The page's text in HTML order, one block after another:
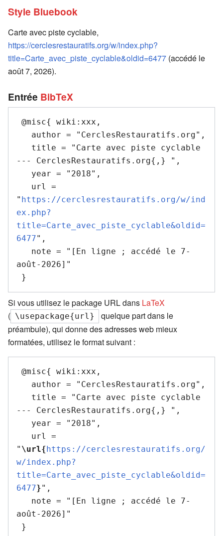
Style Bluebook
Carte avec piste cyclable,
https://cerclesrestauratifs.org/w/index.php?
title=Carte_avec_piste_cyclable&oldid=6477 (accédé le
août 7, 2026).
Entrée BibTeX
--- CerclesRestauratifs.org{,} ",
" https://cerclesrestauratifs.org/w/ind
ex.php?
title=Carte_avec_piste_cyclable&oldid=
6477",
août-2026]"
Si vous utilisez le package URL dans LaTeX
( \usepackage{url}
quelque part dans le
préambule), qui donne des adresses web mieux
formatées, utilisez le format suivant :
--- CerclesRestauratifs.org{,} ",
" \url{ https://cerclesrestauratifs.org/
w/index.php?
title=Carte_avec_piste_cyclable&oldid=
6477}",
août-2026]"